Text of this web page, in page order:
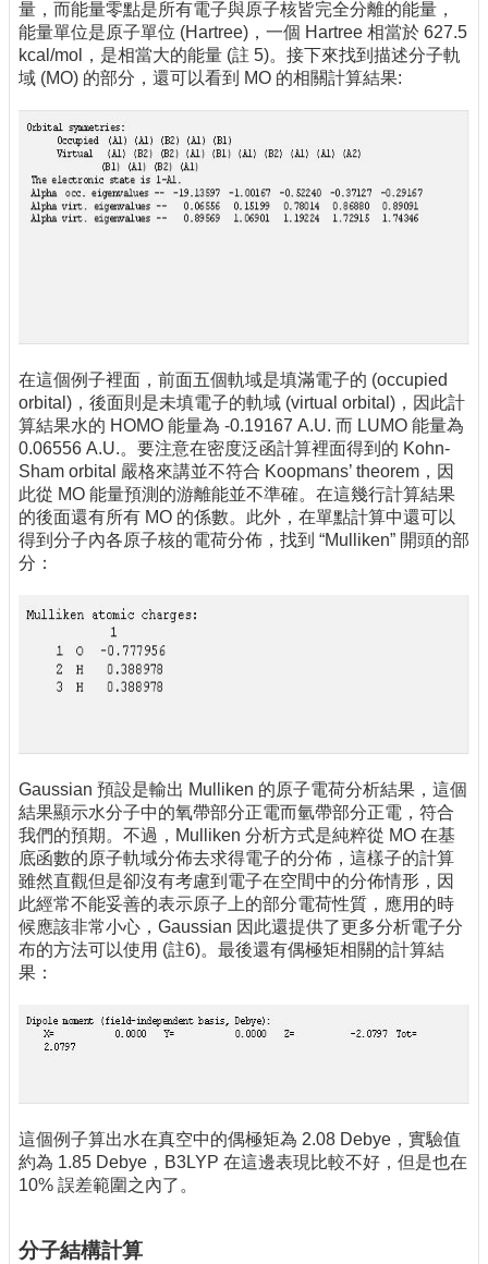
量，而能量零點是所有電子與原子核皆完全分離的能量，
能量單位是原子單位 (Hartree)，一個 Hartree 相當於 627.5
kcal/mol，是相當大的能量 (註 5)。接下來找到描述分子軌
域 (MO) 的部分，還可以看到 MO 的相關計算結果:
在這個例子裡面，前面五個軌域是填滿電子的 (occupied
orbital)，後面則是未填電子的軌域 (virtual orbital)，因此計
算結果水的 HOMO 能量為 -0.19167 A.U. 而 LUMO 能量為
0.06556 A.U.。要注意在密度泛函計算裡面得到的 Kohn-
Sham orbital 嚴格來講並不符合 Koopmans’ theorem，因
此從 MO 能量預測的游離能並不準確。在這幾行計算結果
的後面還有所有 MO 的係數。此外，在單點計算中還可以
得到分子內各原子核的電荷分佈，找到 “Mulliken” 開頭的部
分：
Gaussian 預設是輸出 Mulliken 的原子電荷分析結果，這個
結果顯示水分子中的氧帶部分正電而氫帶部分正電，符合
我們的預期。不過，Mulliken 分析方式是純粹從 MO 在基
底函數的原子軌域分佈去求得電子的分佈，這樣子的計算
雖然直觀但是卻沒有考慮到電子在空間中的分佈情形，因
此經常不能妥善的表示原子上的部分電荷性質，應用的時
候應該非常小心，Gaussian 因此還提供了更多分析電子分
布的方法可以使用 (註6)。最後還有偶極矩相關的計算結
果：
這個例子算出水在真空中的偶極矩為 2.08 Debye，實驗值
約為 1.85 Debye，B3LYP 在這邊表現比較不好，但是也在
10% 誤差範圍之內了。
分子結構計算